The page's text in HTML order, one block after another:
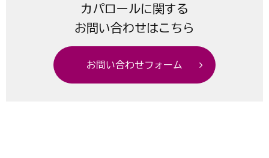
カパロールに関する
お問い合わせはこちら
お問い合わせフォーム